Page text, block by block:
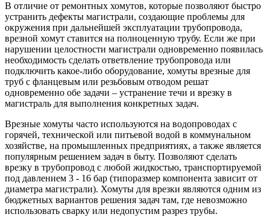
В отличие от ремонтных хомутов, которые позволяют быстро
устранить дефекты магистрали, создающие проблемы для
окружения при дальнейшей эксплуатации трубопровода,
врезной хомут ставится на полноценную трубу. Если же при
нарушении целостности магистрали одновременно появилась
необходимость сделать ответвление трубопровода или
подключить какое-либо оборудование, хомуты врезные для
труб с фланцевым или резьбовым отводом решат
одновременно обе задачи – устранение течи и врезку в
магистраль для выполнения конкретных задач.
Врезные хомуты часто используются на водопроводах с
горячей, технической или питьевой водой в коммунальном
хозяйстве, на промышленных предприятиях, а также является
популярным решением задач в быту. Позволяют сделать
врезку в трубопровод с любой жидкостью, транспортируемой
под давлением 3 - 16 бар (типоразмер компонента зависит от
диаметра магистрали). Хомуты для врезки являются одним из
бюджетных вариантов решения задач там, где невозможно
использовать сварку или недопустим разрез трубы.